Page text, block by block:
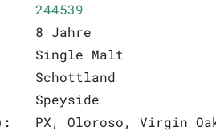
244539
8 Jahre
Single Malt
Schottland
Speyside
PX, Oloroso, Virgin